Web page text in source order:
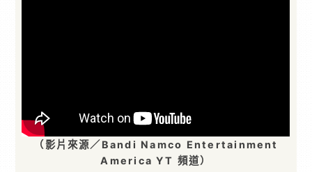
（影片來源／Bandi Namco Entertainment
America YT 頻道）